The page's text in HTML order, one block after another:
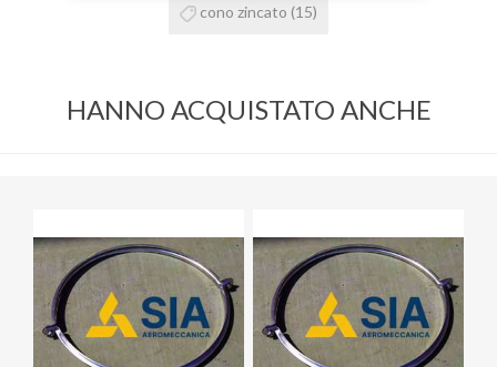
cono zincato (15)
HANNO ACQUISTATO ANCHE